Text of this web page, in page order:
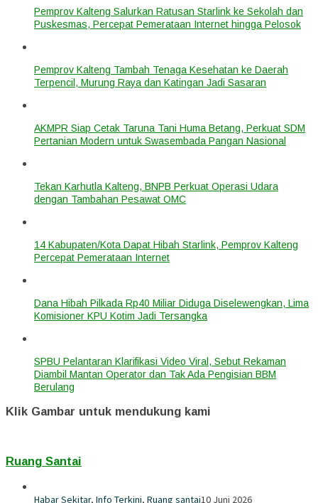
Pemprov Kalteng Salurkan Ratusan Starlink ke Sekolah dan
Puskesmas, Percepat Pemerataan Internet hingga Pelosok
Pemprov Kalteng Tambah Tenaga Kesehatan ke Daerah
Terpencil, Murung Raya dan Katingan Jadi Sasaran
AKMPR Siap Cetak Taruna Tani Huma Betang, Perkuat SDM
Pertanian Modern untuk Swasembada Pangan Nasional
Tekan Karhutla Kalteng, BNPB Perkuat Operasi Udara
dengan Tambahan Pesawat OMC
14 Kabupaten/Kota Dapat Hibah Starlink, Pemprov Kalteng
Percepat Pemerataan Internet
Dana Hibah Pilkada Rp40 Miliar Diduga Diselewengkan, Lima
Komisioner KPU Kotim Jadi Tersangka
SPBU Pelantaran Klarifikasi Video Viral, Sebut Rekaman
Diambil Mantan Operator dan Tak Ada Pengisian BBM
Berulang
Klik Gambar untuk mendukung kami
Ruang Santai
Habar Sekitar, Info Terkini, Ruang santai10 Juni 2026